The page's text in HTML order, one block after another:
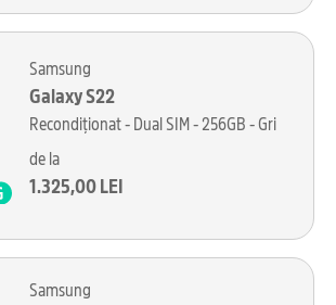
Samsung
Galaxy S22
Recondiționat - Dual SIM - 256GB - Gri
de la
1.325,00 LEI
Samsung